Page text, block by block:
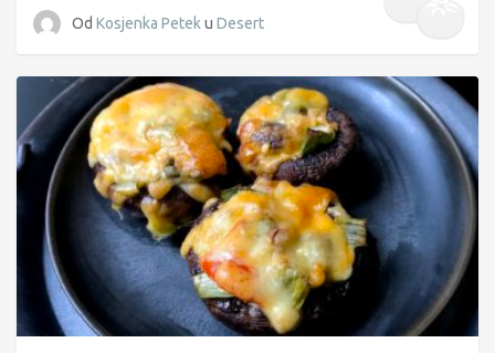
Od Kosjenka Petek u Desert